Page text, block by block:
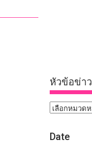
หัวข้อข่าว
หัวข้อ
Date